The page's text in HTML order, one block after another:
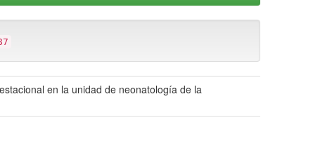
en la unidad de neonatología de la